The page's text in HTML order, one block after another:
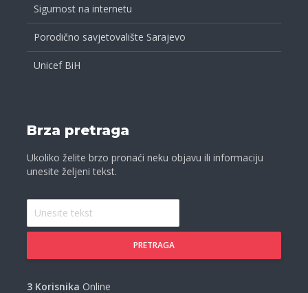
Sigurnost na internetu
Porodično savjetovalište Sarajevo
Unicef BiH
Brza pretraga
Ukoliko želite brzo pronaći neku objavu ili informaciju
unesite željeni tekst.
PRETRAGA
3 Korisnika Online